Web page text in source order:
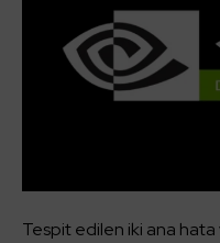
Tespit edilen iki ana hata